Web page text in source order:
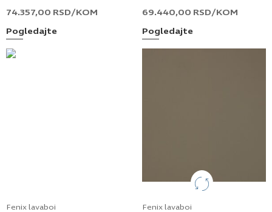
74.357,00 RSD/KOM
Pogledajte
69.440,00 RSD/KOM
Pogledajte
Fenix lavaboi Fenix lavaboi